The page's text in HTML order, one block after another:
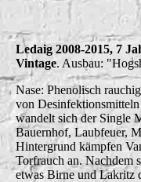
Ledaig 2008-2015, 7
Vintage. Ausbau:
Nase: Phenolisch
von
wandelt sich der Single
Bauernhof, Laubfeuer,
Hintergrund kämpfen
Torfrauch an. Nachdem
etwas Birne und Lakritz